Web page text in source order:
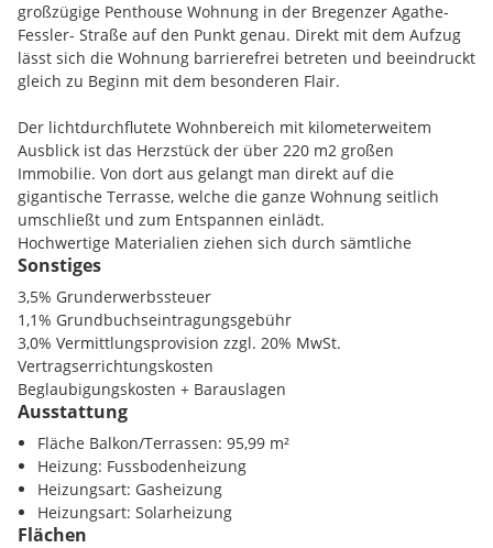
großzügige Penthouse Wohnung in der Bregenzer Agathe-
Fessler- Straße auf den Punkt genau. Direkt mit dem Aufzug
lässt sich die Wohnung barrierefrei betreten und beeindruckt
gleich zu Beginn mit dem besonderen Flair.
Der lichtdurchflutete Wohnbereich mit kilometerweitem
Ausblick ist das Herzstück der über 220 m2 großen
Immobilie. Von dort aus gelangt man direkt auf die
gigantische Terrasse, welche die ganze Wohnung seitlich
umschließt und zum Entspannen einlädt.
Hochwertige Materialien ziehen sich durch sämtliche
Räumlichkeiten, beginnend mit der modernen Küche und
endend mit einem Panorama-Atelier, durch.
Mit insgesamt drei Schlafzimmern, zwei Büroräumen, zwei
Bädern und zwei Vorräumen, lassen sich
eine Vielzahl an individuellen gestalterischen Möglichkeiten
im Interior-Bereich realisieren.
Edle Parkettböden, riesige Fensterfronten, großzügige
Deckenhöhen, exklusive Garnituren und außergewöhnlicher
Flair sind charakteristisch für den besonderen Charme und
spiegeln die großen Investitionen in die Räumlichkeiten
wider.
Sonstiges
3,5% Grunderwerbssteuer
1,1% Grundbuchseintragungsgebühr
3,0% Vermittlungsprovision zzgl. 20% MwSt.
Vertragserrichtungskosten
Beglaubigungskosten + Barauslagen
Ausstattung
Fläche Balkon/Terrassen: 95,99 m²
Heizung: Fussbodenheizung
Heizungsart: Gasheizung
Heizungsart: Solarheizung
Flächen